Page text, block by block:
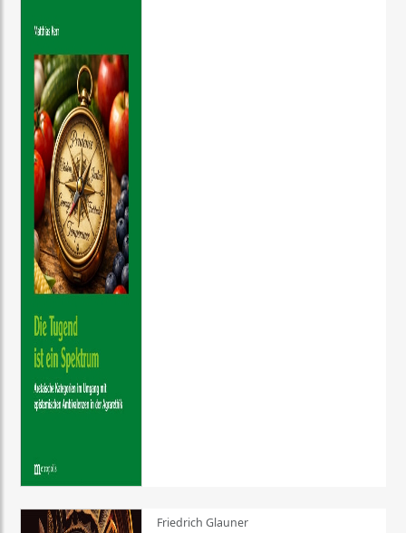
Friedrich Glauner